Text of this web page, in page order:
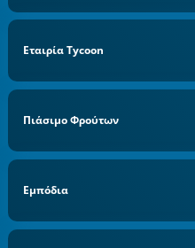
Εταιρία Tycoon
Πιάσιμο Φρούτων
Εμπόδια